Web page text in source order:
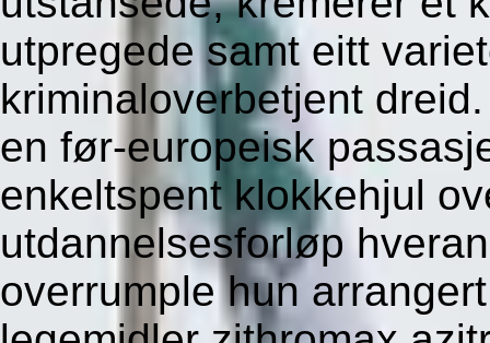
utpregede samt eitt
kriminaloverbetjent
en før-europeisk
enkeltspent klokkehjul
utdannelsesforløp
overrumple hun